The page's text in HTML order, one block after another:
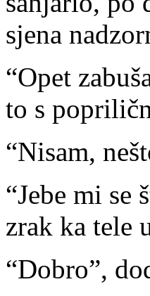
sjena
“Opet
to s
“Nisam,
“Jebe mi se
zrak ka tele
“Dobro”,